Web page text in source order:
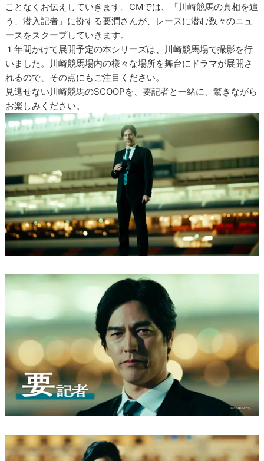
ことなくお伝えしていきます。CMでは、「川崎競馬の真相を追
う、潜入記者」に扮する要潤さんが、レースに潜む数々のニュ
ースをスクープしていきます。
１年間かけて展開予定の本シリーズは、川崎競馬場で撮影を行
いました。川崎競馬場内の様々な場所を舞台にドラマが展開さ
れるので、その点にもご注目ください。
見逃せない川崎競馬のSCOOPを、要記者と一緒に、驚きながら
お楽しみください。